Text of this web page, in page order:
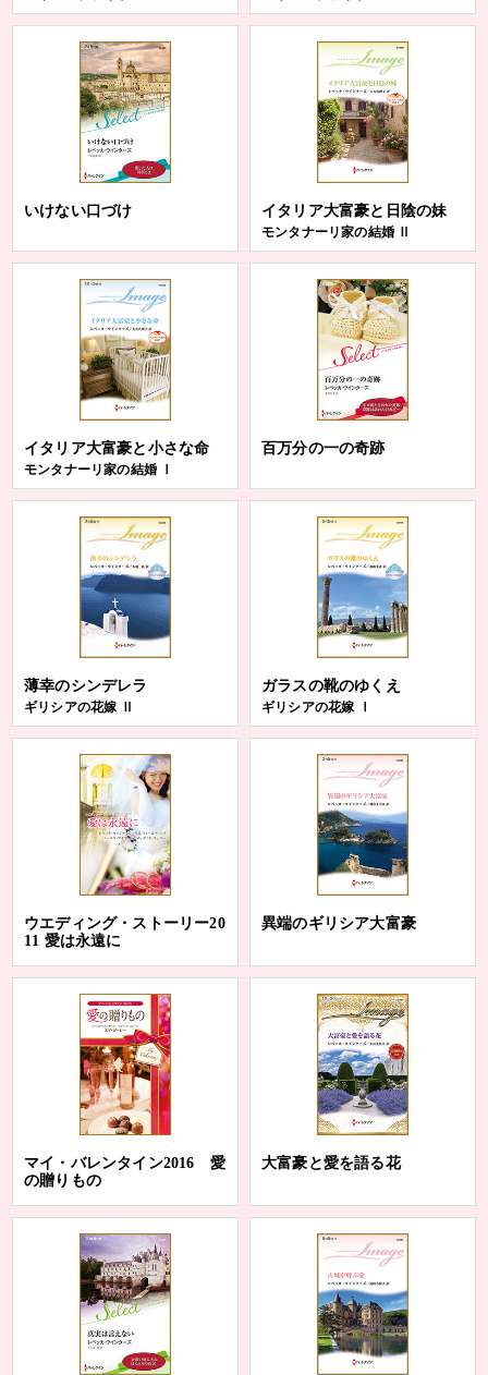
いけない口づけ イタリア大富豪と日陰の妹
モンタナーリ家の結婚 Ⅱ
イタリア大富豪と小さな命
モンタナーリ家の結婚 Ⅰ
百万分の一の奇跡
薄幸のシンデレラ
ギリシアの花嫁 Ⅱ
ガラスの靴のゆくえ
ギリシアの花嫁 Ⅰ
ウエディング・ストーリー20
11 愛は永遠に
異端のギリシア大富豪
マイ・バレンタイン2016 愛
の贈りもの
大富豪と愛を語る花